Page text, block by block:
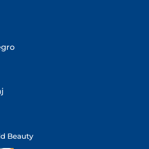
Beauty